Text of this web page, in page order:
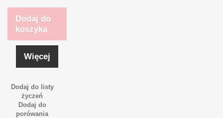
Dodaj do
koszyka
Więcej
Dodaj do listy
życzeń
Dodaj do
porówania